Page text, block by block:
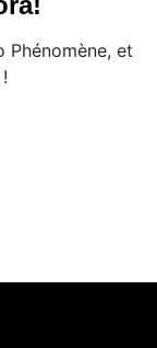
Phénomène, et